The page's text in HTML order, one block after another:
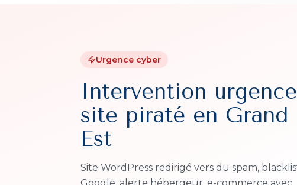
Urgence cyber
Intervention urgence
site piraté en Grand
Est
Site WordPress redirigé vers du spam,